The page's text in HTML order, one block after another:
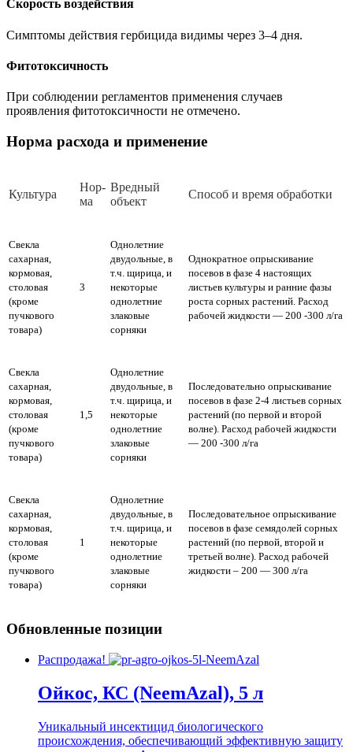
Скорость воздействия
Симптомы действия гербицида видимы через 3–4 дня.
Фитотоксичность
При соблюдении регламентов применения случаев
проявления фитотоксичности не отмечено.
Норма расхода и применение
Куль­ту­ра
Нор­
ма
Вред­ный
объ­ект
Спо­соб и вре­мя об­ра­бот­ки
Свекла
сахарная,
кормовая,
столовая
(кроме
пучкового
товара)
3
Однолетние
двудольные, в
т.ч. щирица, и
некоторые
однолетние
злаковые
сорняки
Однократное опрыскивание
посевов в фазе 4 настоящих
листьев культуры и ранние фазы
роста сорных растений. Расход
рабочей жидкости — 200 -300 л/га
Свекла
сахарная,
кормовая,
столовая
(кроме
пучкового
товара)
1,5
Однолетние
двудольные, в
т.ч. щирица, и
некоторые
однолетние
злаковые
сорняки
Последовательно опрыскивание
посевов в фазе 2-4 листьев сорных
растений (по первой и второй
волне). Расход рабочей жидкости
— 200 -300 л/га
Свекла
сахарная,
кормовая,
столовая
(кроме
пучкового
товара)
1
Однолетние
двудольные, в
т.ч. щирица, и
некоторые
однолетние
злаковые
сорняки
Последовательное опрыскивание
посевов в фазе семядолей сорных
растений (по первой, второй и
третьей волне). Расход рабочей
жидкости – 200 — 300 л/га
Обновленные позиции
Распродажа!
Ойкос, КС (NeemAzal), 5 л
Уникальный инсектицид биологического
происхождения, обеспечивающий эффективную защиту